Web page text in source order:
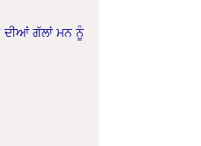
ਦੀਆਂ ਗੱਲਾਂ ਮਨ ਨੂੰ